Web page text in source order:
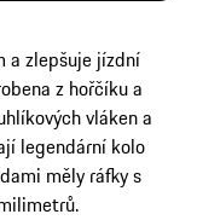
a zlepšuje jízdní
z hořčíku a
vláken a
legendární kolo
měly ráfky s